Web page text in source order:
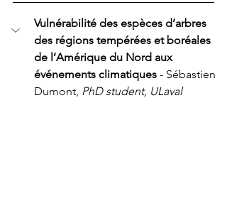
Vulnérabilité des espèces d’arbres
des régions tempérées et boréales
de l’Amérique du Nord aux
événements climatiques - Sébastien
Dumont, PhD student, ULaval